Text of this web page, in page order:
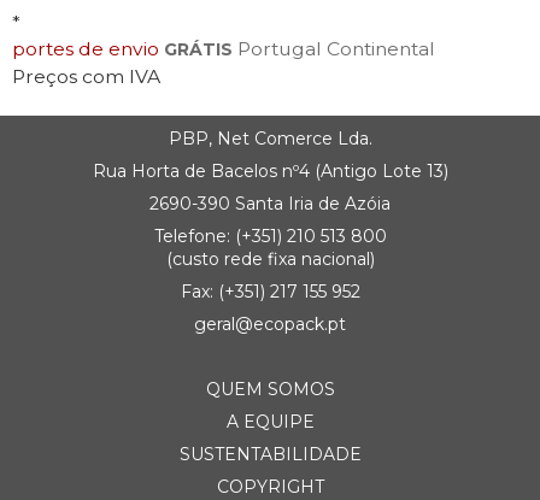
*
portes de envio GRÁTIS Portugal Continental
Preços com IVA
PBP, Net Comerce Lda.
Rua Horta de Bacelos nº4 (Antigo Lote 13)
2690-390 Santa Iria de Azóia
Telefone: (+351) 210 513 800
(custo rede fixa nacional)
Fax: (+351) 217 155 952
geral@ecopack.pt
QUEM SOMOS
A EQUIPE
SUSTENTABILIDADE
COPYRIGHT